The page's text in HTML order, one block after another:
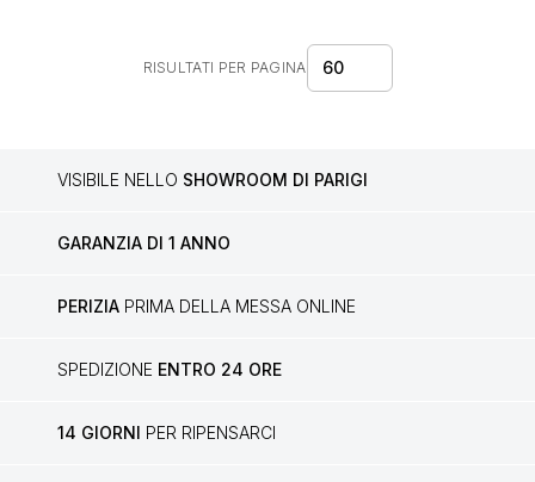
RISULTATI PER PAGINA 60
VISIBILE NELLO SHOWROOM DI PARIGI
GARANZIA DI 1 ANNO
PERIZIA PRIMA DELLA MESSA ONLINE
SPEDIZIONE ENTRO 24 ORE
14 GIORNI PER RIPENSARCI